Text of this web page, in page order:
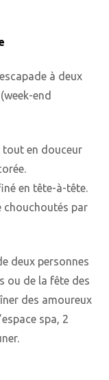
à deux
end
tout en douceur
en tête-à-tête.
chouchoutés par
deux personnes
ou de la fête des
des amoureux
spa, 2